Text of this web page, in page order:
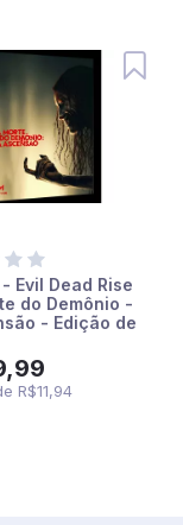
Evil Dead Rise
do Demônio -
- Edição de
R$11,94